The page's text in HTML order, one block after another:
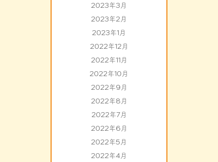
2023年3月
2023年2月
2023年1月
2022年12月
2022年11月
2022年10月
2022年9月
2022年8月
2022年7月
2022年6月
2022年5月
2022年4月